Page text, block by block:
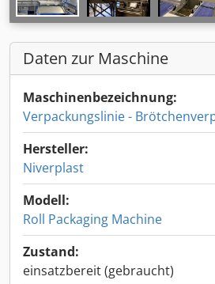
Daten zur Maschine
Maschinenbezeichnung:
Verpackungslinie -
Hersteller:
Niverplast
Modell:
Roll Packaging Machine
Zustand:
einsatzbereit (gebraucht)